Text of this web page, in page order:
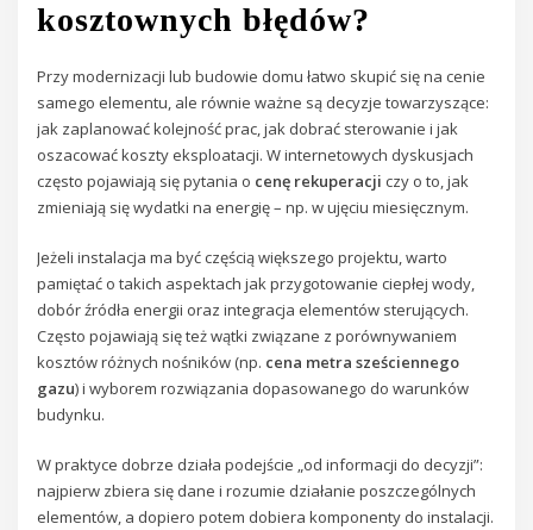
kosztownych błędów?
Przy modernizacji lub budowie domu łatwo skupić się na cenie
samego elementu, ale równie ważne są decyzje towarzyszące:
jak zaplanować kolejność prac, jak dobrać sterowanie i jak
oszacować koszty eksploatacji. W internetowych dyskusjach
często pojawiają się pytania o cenę rekuperacji czy o to, jak
zmieniają się wydatki na energię – np. w ujęciu miesięcznym.
Jeżeli instalacja ma być częścią większego projektu, warto
pamiętać o takich aspektach jak przygotowanie ciepłej wody,
dobór źródła energii oraz integracja elementów sterujących.
Często pojawiają się też wątki związane z porównywaniem
kosztów różnych nośników (np. cena metra sześciennego
gazu) i wyborem rozwiązania dopasowanego do warunków
budynku.
W praktyce dobrze działa podejście „od informacji do decyzji”:
najpierw zbiera się dane i rozumie działanie poszczególnych
elementów, a dopiero potem dobiera komponenty do instalacji.